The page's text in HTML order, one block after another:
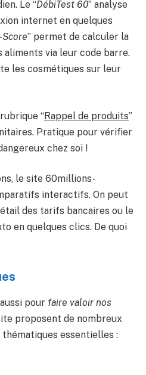
Le “DébiTest 60” analyse
internet en quelques
” permet de calculer la
via leur code barre.
les cosmétiques sur leur
“Rappel de produits”
Pratique pour vérifier
chez soi !
le site 60millions-
interactifs. On peut
des tarifs bancaires ou le
en quelques clics. De quoi
pour faire valoir nos
proposent de nombreux
essentielles :